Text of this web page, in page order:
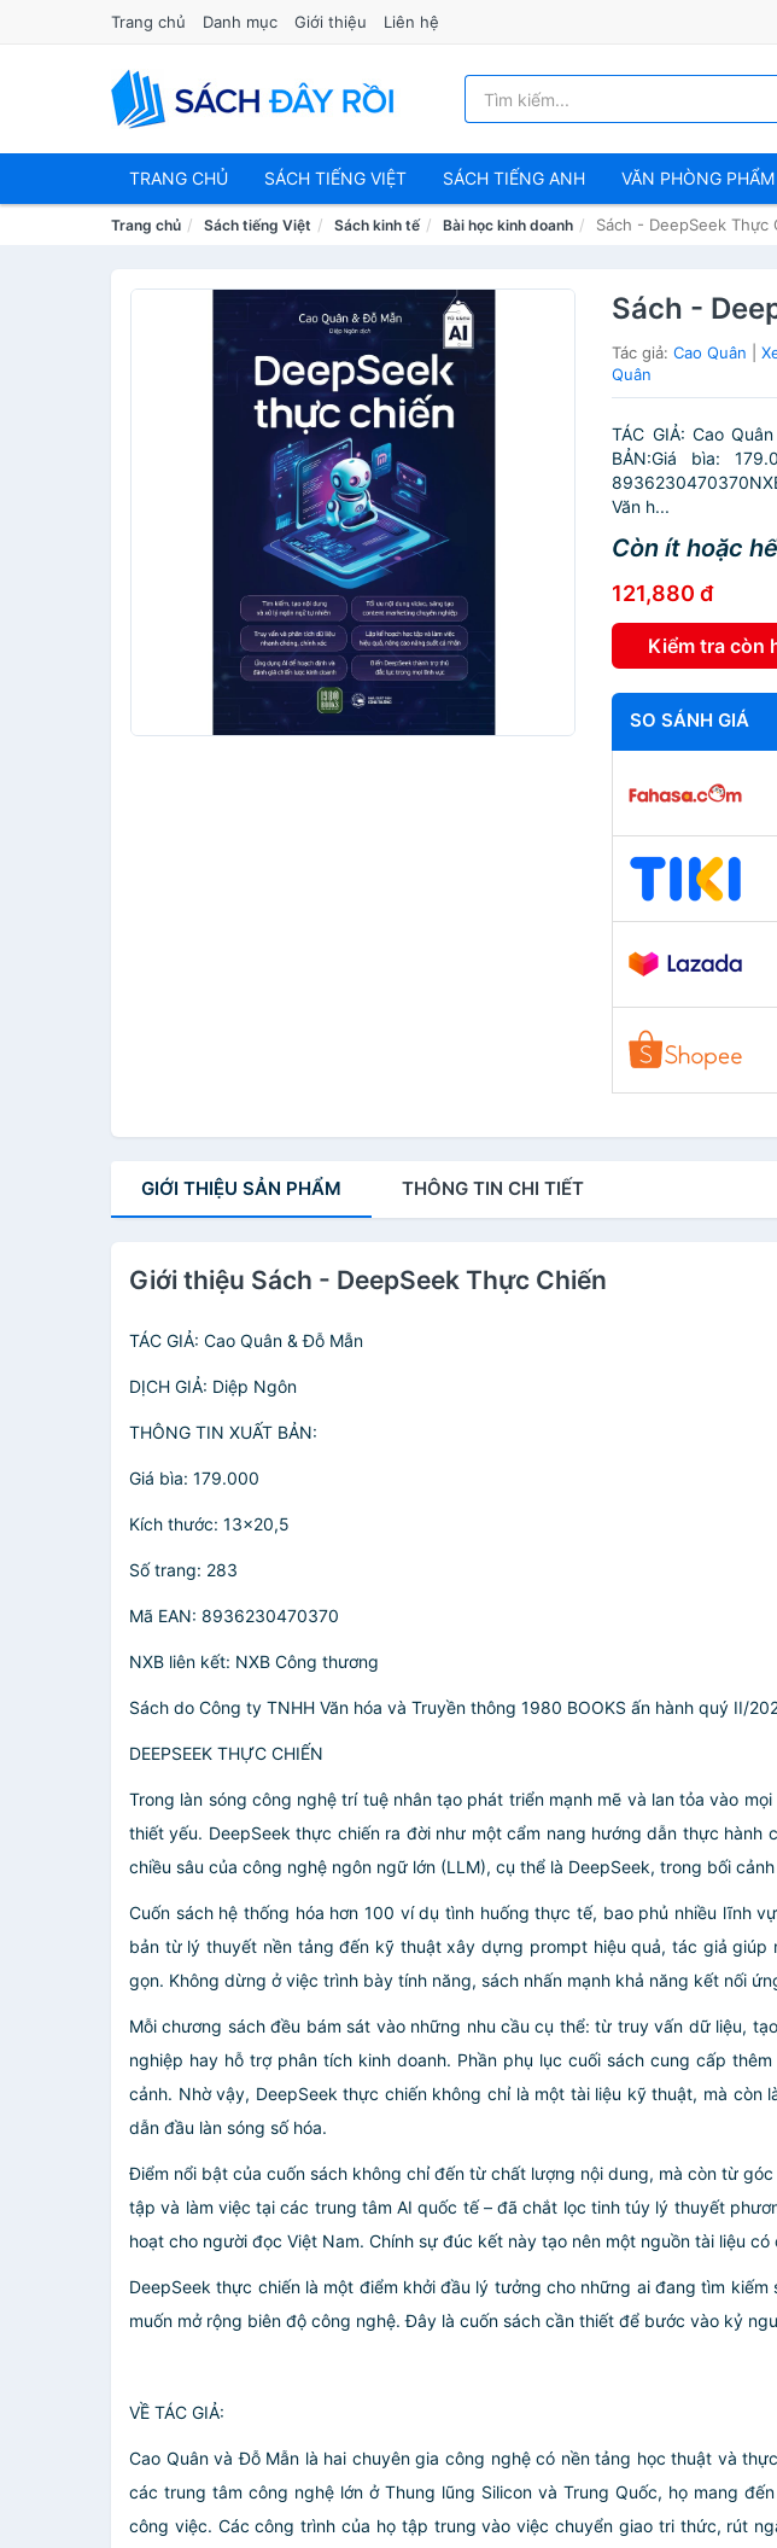
Trang chủ Danh mục Giới thiệu Liên hệ
TRANG CHỦ SÁCH TIẾNG VIỆT SÁCH TIẾNG ANH VĂN PHÒNG PHẨM
Trang chủ Sách tiếng Việt Sách kinh tế Bài học kinh doanh Sách - DeepSeek Thực
Sách -
Tác giả:Cao Quân |
Quân
TÁC GIẢ: Cao
BẢN:Giá bìa:
Văn h...
Còn ít hoặc
121,880 đ
Kiểm tra còn
SO SÁNH GIÁ
GIỚI THIỆU SẢN PHẨM THÔNG TIN CHI TIẾT
Giới thiệu Sách - DeepSeek Thực Chiến
TÁC GIẢ: Cao Quân & Đỗ Mẫn
DỊCH GIẢ: Diệp Ngôn
THÔNG TIN XUẤT BẢN:
Giá bìa: 179.000
Kích thước: 13x20,5
Số trang: 283
Mã EAN: 8936230470370
NXB liên kết: NXB Công thương
Sách do Công ty TNHH Văn hóa và Truyền thông 1980 BOOKS ấn hành quý II/
DEEPSEEK THỰC CHIẾN
Trong làn sóng công nghệ trí tuệ nhân tạo phát triển mạnh mẽ và lan tỏa vào
thiết yếu. DeepSeek thực chiến ra đời như một cẩm nang hướng dẫn thực
chiều sâu của công nghệ ngôn ngữ lớn (LLM), cụ thể là DeepSeek, trong bối
Cuốn sách hệ thống hóa hơn 100 ví dụ tình huống thực tế, bao phủ nhiều lĩnh
bản từ lý thuyết nền tảng đến kỹ thuật xây dựng prompt hiệu quả, tác giả
gọn. Không dừng ở việc trình bày tính năng, sách nhấn mạnh khả năng kết nối
Mỗi chương sách đều bám sát vào những nhu cầu cụ thể: từ truy vấn dữ liệu,
nghiệp hay hỗ trợ phân tích kinh doanh. Phần phụ lục cuối sách cung cấp
cảnh. Nhờ vậy, DeepSeek thực chiến không chỉ là một tài liệu kỹ thuật, mà
dẫn đầu làn sóng số hóa.
Điểm nổi bật của cuốn sách không chỉ đến từ chất lượng nội dung, mà còn từ
tập và làm việc tại các trung tâm AI quốc tế – đã chắt lọc tinh túy lý thuyết
hoạt cho người đọc Việt Nam. Chính sự đúc kết này tạo nên một nguồn tài liệu
DeepSeek thực chiến là một điểm khởi đầu lý tưởng cho những ai đang tìm
muốn mở rộng biên độ công nghệ. Đây là cuốn sách cần thiết để bước vào kỷ
VỀ TÁC GIẢ:
Cao Quân và Đỗ Mẫn là hai chuyên gia công nghệ có nền tảng học thuật và
các trung tâm công nghệ lớn ở Thung lũng Silicon và Trung Quốc, họ mang
công việc. Các công trình của họ tập trung vào việc chuyển giao tri thức, rút